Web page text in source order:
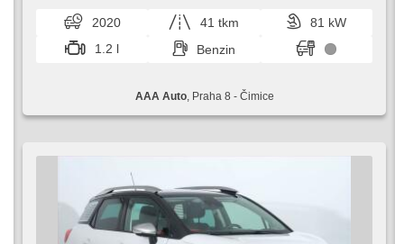
Scheibenwischersensor, starten per Taste,
Reifendrucksensor, USB, Handgetriebe
2020 41 tkm
81 kW
1.2 l
Benzin
AAA Auto, Praha 8 - Čimice